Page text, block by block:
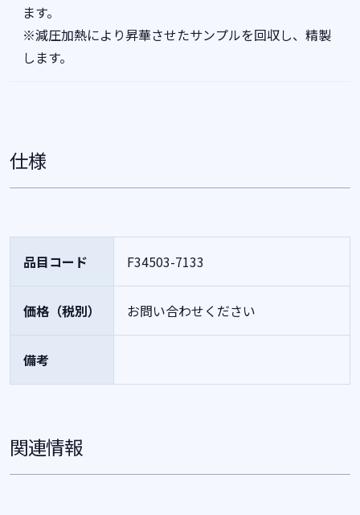
ます。
※減圧加熱により昇華させたサンプルを回収し、精製
します。
仕様
品目コード F34503-7133
価格（税別） お問い合わせください
備考
関連情報